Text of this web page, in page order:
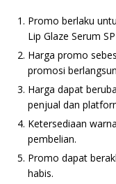
Promo berlaku
Lip Glaze Serum
Harga promo
promosi
Harga dapat
penjual dan
Ketersediaan
pembelian.
Promo dapat
habis.